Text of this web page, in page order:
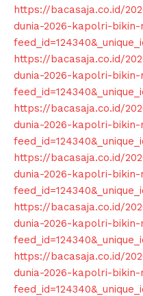
https://bacasaja.co.id/
dunia-2026-kapolri-
https://bacasaja.co.id/
dunia-2026-kapolri-
https://bacasaja.co.id/
dunia-2026-kapolri-
https://bacasaja.co.id/
dunia-2026-kapolri-
https://bacasaja.co.id/
dunia-2026-kapolri-
https://bacasaja.co.id/
dunia-2026-kapolri-